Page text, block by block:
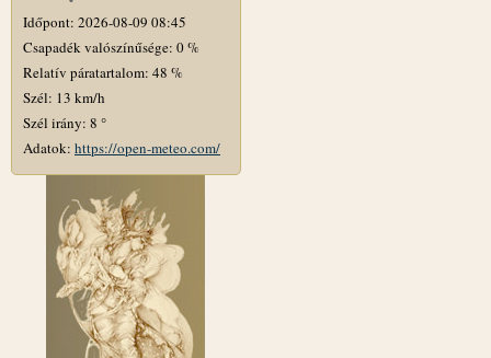
Időpont: 2026-08-09 08:45
Csapadék valószínűsége: 0 %
Relatív páratartalom: 48 %
Szél: 13 km/h
Szél irány: 8 °
Adatok: https://open-meteo.com/